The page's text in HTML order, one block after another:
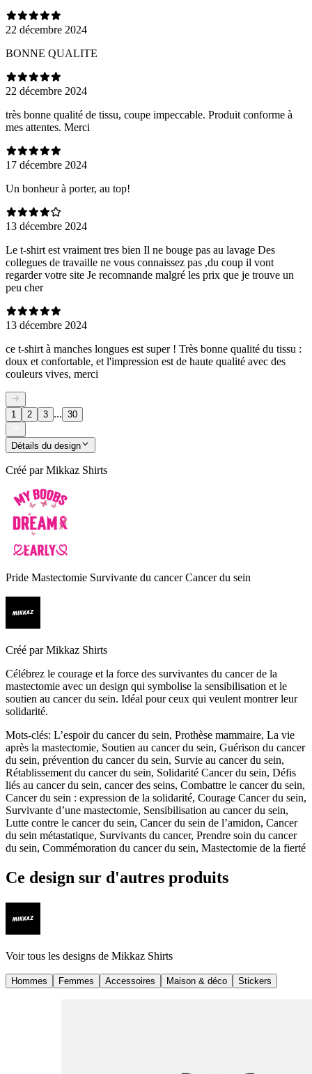
22 décembre 2024
BONNE QUALITE
22 décembre 2024
très bonne qualité de tissu, coupe impeccable. Produit conforme à
mes attentes. Merci
17 décembre 2024
Un bonheur à porter, au top!
13 décembre 2024
Le t-shirt est vraiment tres bien Il ne bouge pas au lavage Des
collegues de travaille ne vous connaissez pas ,du coup il vont
regarder votre site Je recomnande malgré les prix que je trouve un
peu cher
13 décembre 2024
ce t-shirt à manches longues est super ! Très bonne qualité du tissu :
doux et confortable, et l'impression est de haute qualité avec des
couleurs vives, merci
1 2 3 ... 30
Détails du design
Créé par Mikkaz Shirts
Pride Mastectomie Survivante du cancer Cancer du sein
Créé par Mikkaz Shirts
Célébrez le courage et la force des survivantes du cancer de la
mastectomie avec un design qui symbolise la sensibilisation et le
soutien au cancer du sein. Idéal pour ceux qui veulent montrer leur
solidarité.
Mots-clés: L’espoir du cancer du sein, Prothèse mammaire, La vie
après la mastectomie, Soutien au cancer du sein, Guérison du cancer
du sein, prévention du cancer du sein, Survie au cancer du sein,
Rétablissement du cancer du sein, Solidarité Cancer du sein, Défis
liés au cancer du sein, cancer des seins, Combattre le cancer du sein,
Cancer du sein : expression de la solidarité, Courage Cancer du sein,
Survivante d’une mastectomie, Sensibilisation au cancer du sein,
Lutte contre le cancer du sein, Cancer du sein de l’amidon, Cancer
du sein métastatique, Survivants du cancer, Prendre soin du cancer
du sein, Commémoration du cancer du sein, Mastectomie de la fierté
Ce design sur d'autres produits
Voir tous les designs de Mikkaz Shirts
Hommes Femmes Accessoires Maison & déco Stickers